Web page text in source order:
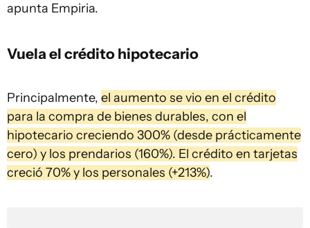
apunta Empiria.
Vuela el crédito hipotecario
Principalmente, el aumento se vio en el crédito
para la compra de bienes durables, con el
hipotecario creciendo 300% (desde prácticamente
cero) y los prendarios (160%). El crédito en tarjetas
creció 70% y los personales (+213%).